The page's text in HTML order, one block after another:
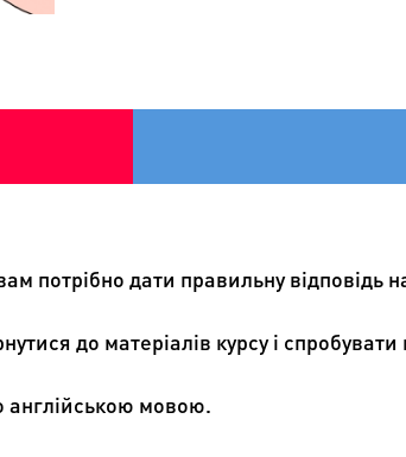
потрібно дати правильну відповідь
до матеріалів курсу і спробувати
англійською мовою.